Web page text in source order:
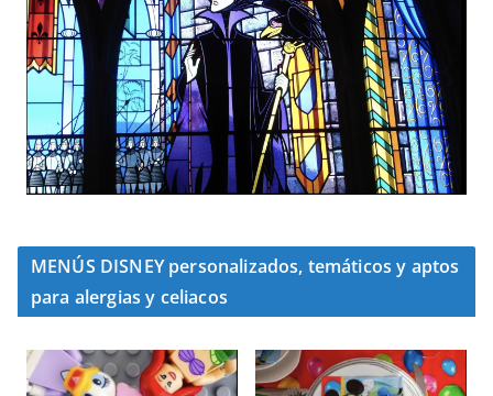
MENÚS DISNEY personalizados, temáticos y aptos
para alergias y celiacos